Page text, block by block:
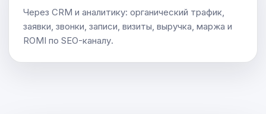
Через CRM и аналитику: органический трафик,
заявки, звонки, записи, визиты, выручка, маржа и
ROMI по SEO-каналу.